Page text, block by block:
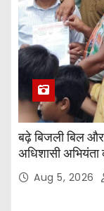
बढ़े बिजली बिल
अधिशासी अभियंता
Aug 5, 2026